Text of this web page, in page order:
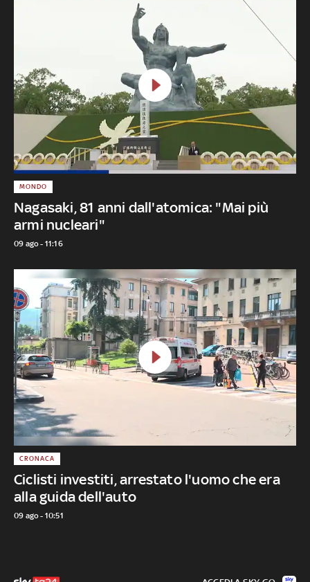
Nagasaki, 81 anni dall'atomica: "Mai più
armi nucleari"
MONDO
09 ago - 11:16
Ciclisti investiti, arrestato l'uomo che era
alla guida dell'auto
CRONACA
09 ago - 10:51